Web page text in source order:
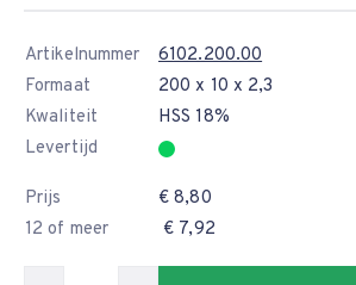
Artikelnummer
6102.200.00
Formaat
200 x 10 x 2,3
Kwaliteit
HSS 18%
Levertijd
Prijs
€ 8,80
12 of meer
€ 7,92